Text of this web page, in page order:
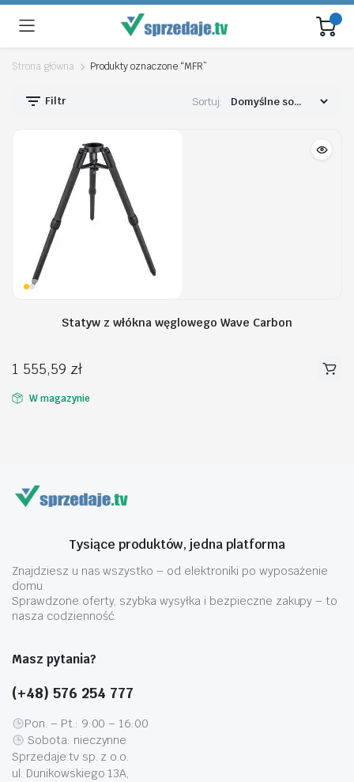
Strona główna Produkty oznaczone “MFR”
Filtr Sortuj:
Statyw z włókna węglowego Wave Carbon
1 555,59 zł
W magazynie
Tysiące produktów, jedna platforma
Znajdziesz u nas wszystko – od elektroniki po wyposażenie
domu.
Sprawdzone oferty, szybka wysyłka i bezpieczne zakupy – to
nasza codzienność.
Masz pytania?
(+48) 576 254 777
Pon. – Pt.: 9:00 – 16:00
Sobota: nieczynne
Sprzedaje.tv sp. z o.o.
ul. Dunikowskiego 13A,